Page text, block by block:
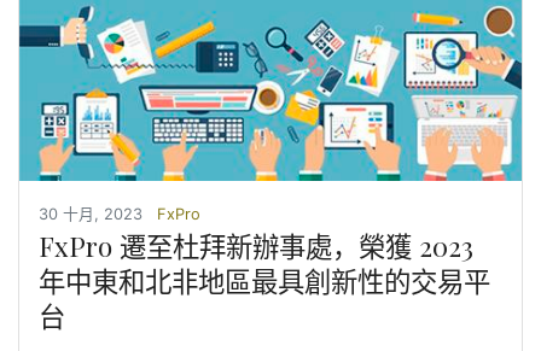
30 十月, 2023 FxPro
FxPro 遷至杜拜新辦事處，榮獲 2023
年中東和北非地區最具創新性的交易平
台